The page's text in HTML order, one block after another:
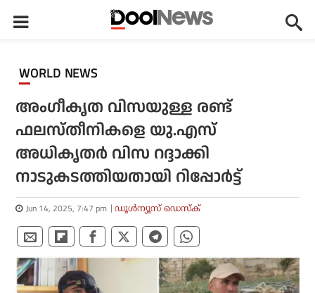
WORLD NEWS
അംഗീകൃത വിസയുള്ള രണ്ട്
ഫലസ്തീനികളെ യു.എസ്
അധികൃതര്‍ വിസ റദ്ദാക്കി
നാടുകടത്തിയതായി റിപ്പോര്‍ട്ട്
Jun 14, 2025, 7:47 pm ഡൂള്‍ന്യൂസ് ഡെസ്‌ക്